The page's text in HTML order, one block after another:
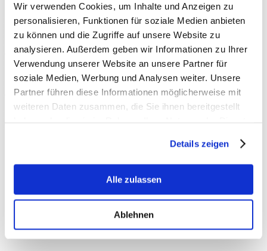
Wir verwenden Cookies, um Inhalte und Anzeigen zu
personalisieren, Funktionen für soziale Medien anbieten
zu können und die Zugriffe auf unsere Website zu
analysieren. Außerdem geben wir Informationen zu Ihrer
Verwendung unserer Website an unsere Partner für
soziale Medien, Werbung und Analysen weiter. Unsere
Partner führen diese Informationen möglicherweise mit
weiteren Daten zusammen, die Sie ihnen bereitgestellt
Details zeigen
Alle zulassen
Ablehnen
Film ab! Das Freilichtmuseum Niederrhein und die
Kreismusikschule Viersen haben das Museumsgelände rund um die
Dorenburg in Grefrath wieder in eine große Bühne verwandelt und
ein stimmungsvolles Programm aus Musik-, Theater- und
Lichtinszenierungen geboten.
Die „Nacht der Sinne“ stand in diesem Jahr dabei ganz im Zeichen
des großen Kino – Popcorn und Science Fiction inklusive.